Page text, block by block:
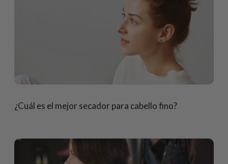
¿Cuál es el mejor secador para cabello fino?